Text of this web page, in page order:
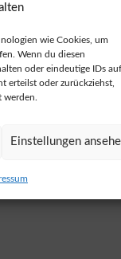
wie Cookies, um
Wenn du diesen
oder eindeutige IDs auf
erteilst oder zurückziehst,
Einstellungen